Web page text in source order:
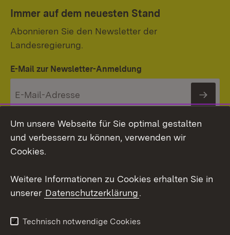
Immer auf dem neuesten Stand
Abonnieren Sie den Newsletter der
Landesregierung.
E-Mail zur Newsletter-Anmeldung
Themenübersicht
Social Media
Um unsere Webseite für Sie optimal gestalten
und verbessern zu können, verwenden wir
Cookies.
Weitere Informationen zu Cookies erhalten Sie in
unserer Datenschutzerklärung.
Technisch notwendige Cookies